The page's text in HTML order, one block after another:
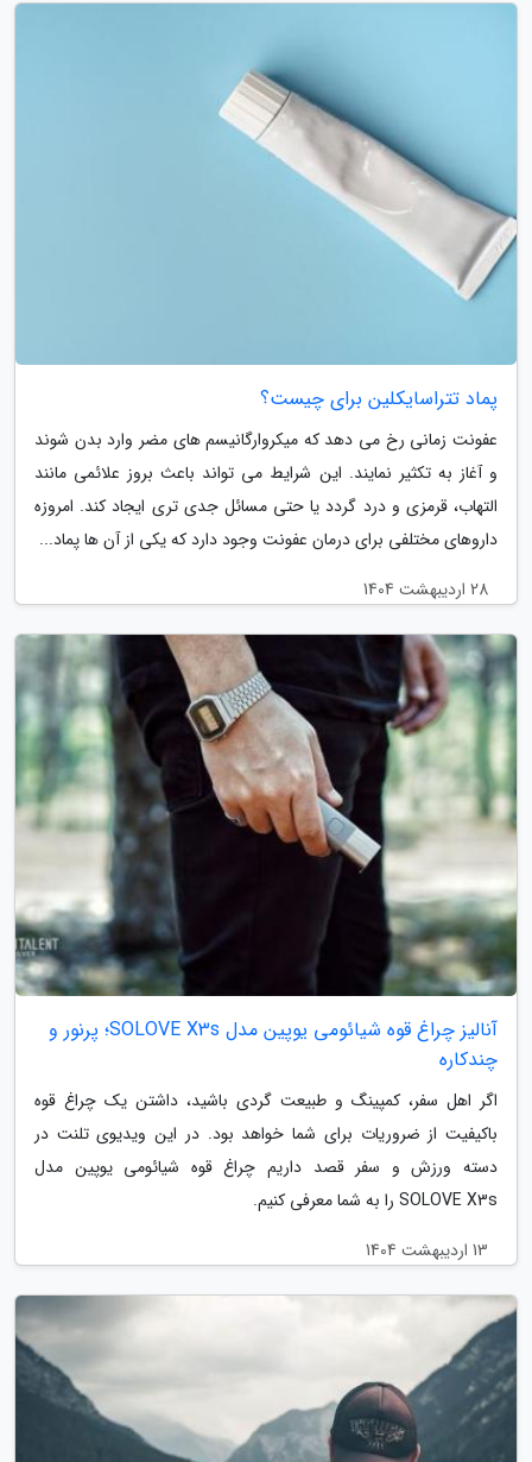
پماد تتراسایکلین برای چیست؟
عفونت زمانی رخ می دهد که میکروارگانیسم های مضر وارد بدن شوند
و آغاز به تکثیر نمایند. این شرایط می تواند باعث بروز علائمی مانند
التهاب، قرمزی و درد گردد یا حتی مسائل جدی تری ایجاد کند. امروزه
داروهای مختلفی برای درمان عفونت وجود دارد که یکی از آن ها پماد...
28 اردیبهشت 1404
آنالیز چراغ قوه شیائومی یوپین مدل SOLOVE X3s؛ پرنور و
چندکاره
اگر اهل سفر، کمپینگ و طبیعت گردی باشید، داشتن یک چراغ قوه
باکیفیت از ضروریات برای شما خواهد بود. در این ویدیوی تلنت در
دسته ورزش و سفر قصد داریم چراغ قوه شیائومی یوپین مدل
SOLOVE X3s را به شما معرفی کنیم.
13 اردیبهشت 1404